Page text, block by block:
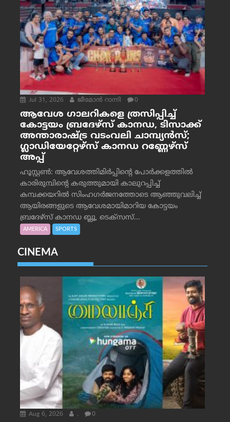
Jul 31, 2026 ജീമോന്‍ റാന്നി 0
ആവേശ ഗാലറികളെ ത്രസിപ്പിച്ച്
കോട്ടയം ബ്രദേഴ്‌സ് കാനഡ, ടിസാക്ക്
അന്താരാഷ്ട്ര വടംവലി ചാമ്പ്യന്‍സ്;
ഗ്ലാഡിയേറ്റേഴ്‌സ് കാനഡ റണ്ണേഴ്‌സ്
അപ്പ്
ഹൂസ്റ്റണ്‍: ആവേശത്തിമിര്‍പ്പിന്റെ പോര്‍ക്കളത്തില്‍
കാരിരുമ്പിന്റെ കരുത്തുമായി കാലുറപ്പിച്ച്
കമ്പക്കയറില്‍ സിംഹഗര്‍ജനത്തോടെ ആഞ്ഞുവലിച്ച്
ആയിരങ്ങളുടെ ആവേശമായിമാറിയ കോട്ടയം
ബ്രദേഴ്‌സ് കാനഡ ബ്ലൂ, ടെക്‌സസ്...
AMERICA SPORTS
CINEMA
Aug 6, 2026 . 0